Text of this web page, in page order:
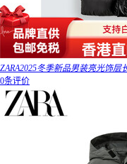
ZARA2025冬季新品男装亮光饰层
0条评价